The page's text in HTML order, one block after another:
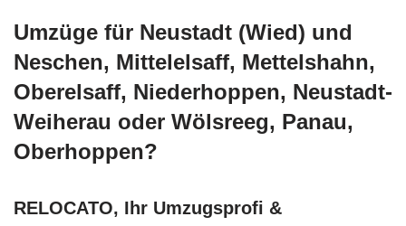
Umzüge für Neustadt (Wied) und
Neschen, Mittelelsaff, Mettelshahn,
Oberelsaff, Niederhoppen, Neustadt-
Weiherau oder Wölsreeg, Panau,
Oberhoppen?
RELOCATO, Ihr Umzugsprofi &